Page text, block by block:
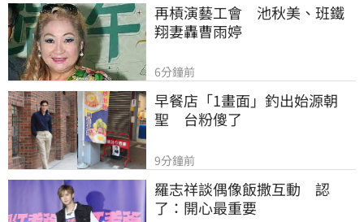
再槓演藝工會　池秋美、班鐵
翔妻轟曹雨婷
6分鐘前
早餐店「1畫面」釣出始源朝
聖　台粉傻了
9分鐘前
羅志祥談偶像飯撒互動　認
了：開心最重要